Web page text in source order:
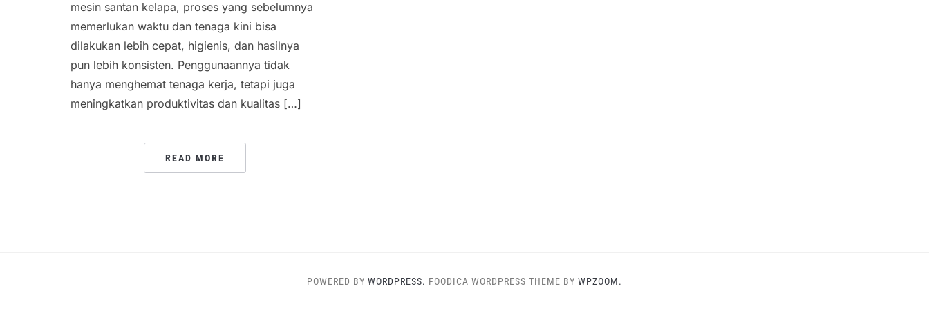
mesin santan kelapa, proses yang sebelumnya
memerlukan waktu dan tenaga kini bisa
dilakukan lebih cepat, higienis, dan hasilnya
pun lebih konsisten. Penggunaannya tidak
hanya menghemat tenaga kerja, tetapi juga
meningkatkan produktivitas dan kualitas […]
READ MORE
POWERED BY WORDPRESS. FOODICA WORDPRESS THEME BY WPZOOM.